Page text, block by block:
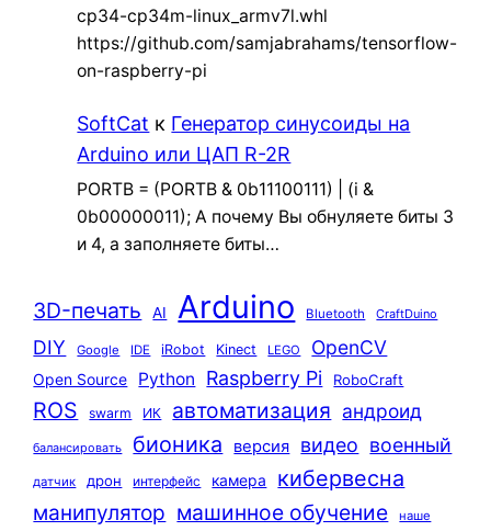
cp34-cp34m-linux_armv7l.whl
https://github.com/samjabrahams/tensorflow-
on-raspberry-pi
SoftCat к Генератор синусоиды на
Arduino или ЦАП R-2R
PORTB = (PORTB & 0b11100111) | (i &
0b00000011); А почему Вы обнуляете биты 3
и 4, а заполняете биты…
3D-печать AI Arduino Bluetooth CraftDuino
DIY Google IDE iRobot Kinect LEGO OpenCV
Open Source Python Raspberry Pi RoboCraft
ROS swarm ИК автоматизация андроид
балансировать бионика версия видео военный
датчик дрон интерфейс камера кибервесна
манипулятор машинное обучение наше